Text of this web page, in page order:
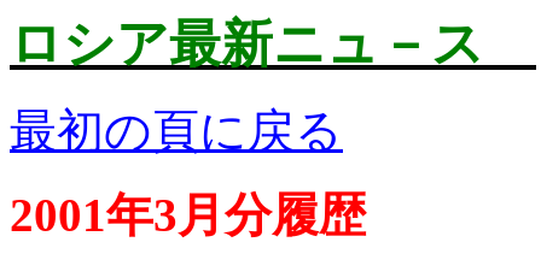
ロシア最新ニュ－ス
最初の頁に戻る
2001年3月分履歴